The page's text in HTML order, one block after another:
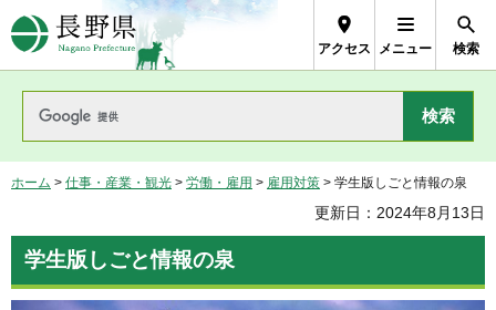
長野県Nagano Prefecture
アクセス メニュー 検索
ホーム > 仕事・産業・観光 > 労働・雇用 > 雇用対策 > 学生版しごと情報の泉
更新日：2024年8月13日
学生版しごと情報の泉